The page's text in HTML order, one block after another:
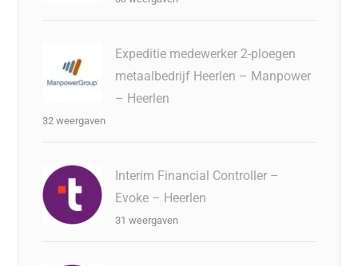
Expeditie medewerker 2-ploegen
metaalbedrijf Heerlen – Manpower
– Heerlen
32 weergaven
Interim Financial Controller –
Evoke – Heerlen
31 weergaven